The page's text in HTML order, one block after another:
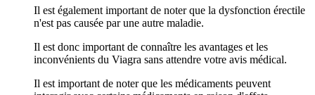
Il est également important de noter que la dysfonction érectile
n'est pas causée par une autre maladie.
Il est donc important de connaître les avantages et les
inconvénients du Viagra sans attendre votre avis médical.
Il est important de noter que les médicaments peuvent